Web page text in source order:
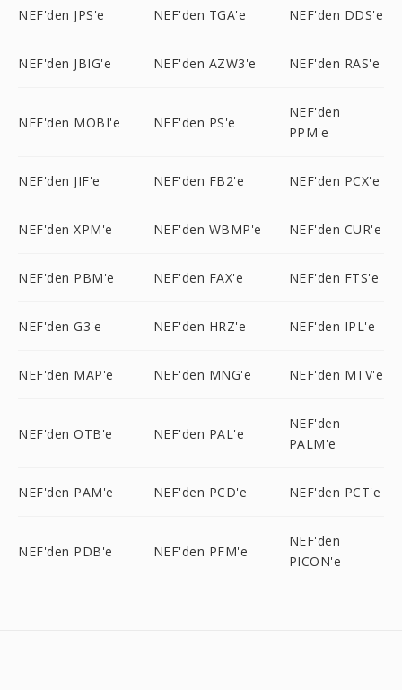
NEF'den JPS'e NEF'den TGA'e NEF'den DDS'e
NEF'den JBIG'e NEF'den AZW3'e NEF'den RAS'e
NEF'den MOBI'e NEF'den PS'e
NEF'den
PPM'e
NEF'den JIF'e NEF'den FB2'e NEF'den PCX'e
NEF'den XPM'e NEF'den WBMP'e NEF'den CUR'e
NEF'den PBM'e NEF'den FAX'e NEF'den FTS'e
NEF'den G3'e NEF'den HRZ'e NEF'den IPL'e
NEF'den MAP'e NEF'den MNG'e NEF'den MTV'e
NEF'den OTB'e NEF'den PAL'e
NEF'den
PALM'e
NEF'den PAM'e NEF'den PCD'e NEF'den PCT'e
NEF'den PDB'e NEF'den PFM'e
NEF'den
PICON'e